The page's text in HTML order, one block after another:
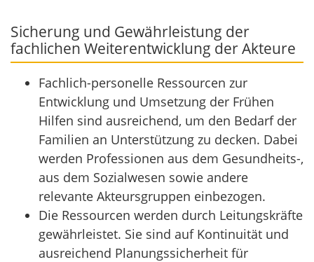
Sicherung und Gewährleistung der
fachlichen Weiterentwicklung der Akteure
Fachlich-personelle Ressourcen zur
Entwicklung und Umsetzung der Frühen
Hilfen sind ausreichend, um den Bedarf der
Familien an Unterstützung zu decken. Dabei
werden Professionen aus dem Gesundheits-,
aus dem Sozialwesen sowie andere
relevante Akteursgruppen einbezogen.
Die Ressourcen werden durch Leitungskräfte
gewährleistet. Sie sind auf Kontinuität und
ausreichend Planungssicherheit für